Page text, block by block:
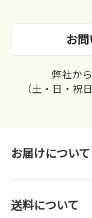
お
弊社か
（土・日・祝
お届けについて
送料について